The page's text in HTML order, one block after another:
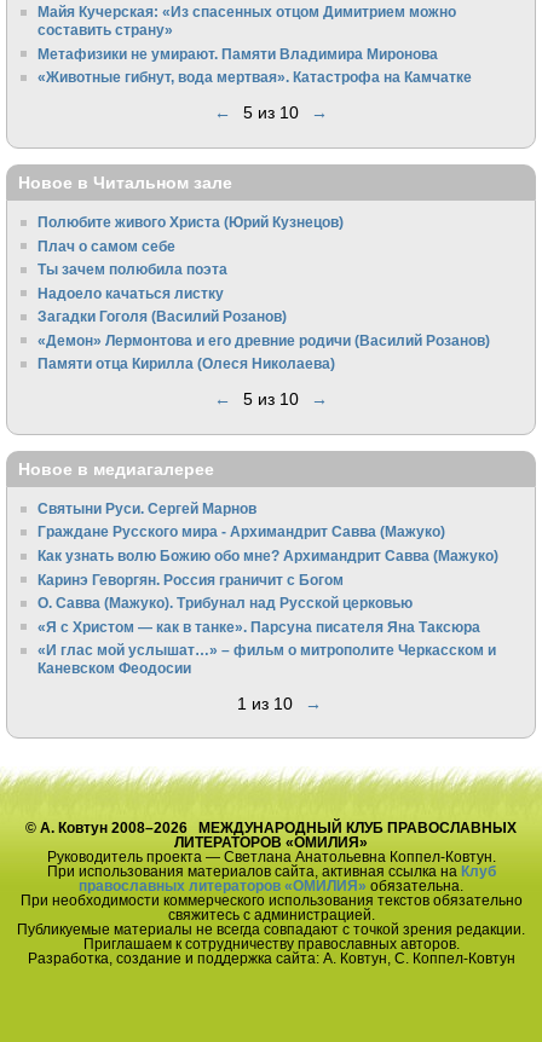
Майя Кучерская: «Из спасенных отцом Димитрием можно
составить страну»
Метафизики не умирают. Памяти Владимира Миронова
«Животные гибнут, вода мертвая». Катастрофа на Камчатке
← 5 из 10 →
Новое в Читальном зале
Полюбите живого Христа (Юрий Кузнецов)
Плач о самом себе
Ты зачем полюбила поэта
Надоело качаться листку
Загадки Гоголя (Василий Розанов)
«Демон» Лермонтова и его древние родичи (Василий Розанов)
Памяти отца Кирилла (Олеся Николаева)
← 5 из 10 →
Новое в медиагалерее
Святыни Руси. Сергей Марнов
Граждане Русского мира - Архимандрит Савва (Мажуко)
Как узнать волю Божию обо мне? Архимандрит Савва (Мажуко)
Каринэ Геворгян. Россия граничит с Богом
О. Савва (Мажуко). Трибунал над Русской церковью
«Я с Христом — как в танке». Парсуна писателя Яна Таксюра
«И глас мой услышат…» – фильм о митрополите Черкасском и
Каневском Феодосии
1 из 10 →
© А. Ковтун 2008–2026 МЕЖДУНАРОДНЫЙ КЛУБ ПРАВОСЛАВНЫХ
ЛИТЕРАТОРОВ «ОМИЛИЯ»
Руководитель проекта — Светлана Анатольевна Коппел-Ковтун.
При использования материалов сайта, активная ссылка на Клуб
православных литераторов «ОМИЛИЯ» обязательна.
При необходимости коммерческого использования текстов обязательно
свяжитесь с администрацией.
Публикуемые материалы не всегда совпадают с точкой зрения редакции.
Приглашаем к сотрудничеству православных авторов.
Разработка, создание и поддержка сайта: А. Ковтун, С. Коппел-Ковтун